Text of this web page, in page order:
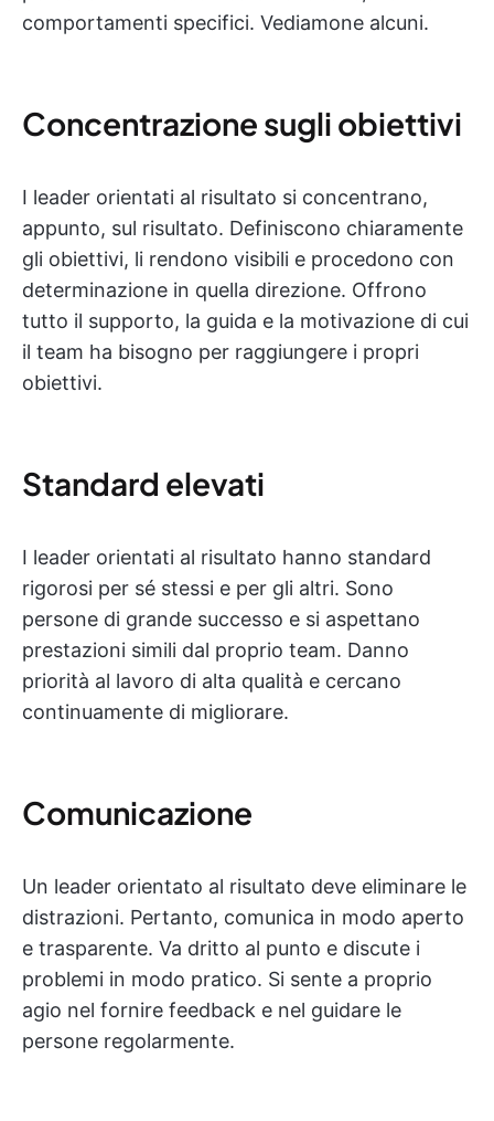
comportamenti specifici. Vediamone alcuni.
Concentrazione sugli obiettivi
I leader orientati al risultato si concentrano,
appunto, sul risultato. Definiscono chiaramente
gli obiettivi, li rendono visibili e procedono con
determinazione in quella direzione. Offrono
tutto il supporto, la guida e la motivazione di cui
il team ha bisogno per raggiungere i propri
obiettivi.
Standard elevati
I leader orientati al risultato hanno standard
rigorosi per sé stessi e per gli altri. Sono
persone di grande successo e si aspettano
prestazioni simili dal proprio team. Danno
priorità al lavoro di alta qualità e cercano
continuamente di migliorare.
Comunicazione
Un leader orientato al risultato deve eliminare le
distrazioni. Pertanto, comunica in modo aperto
e trasparente. Va dritto al punto e discute i
problemi in modo pratico. Si sente a proprio
agio nel fornire feedback e nel guidare le
persone regolarmente.